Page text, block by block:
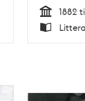
Tid
1882
Typ